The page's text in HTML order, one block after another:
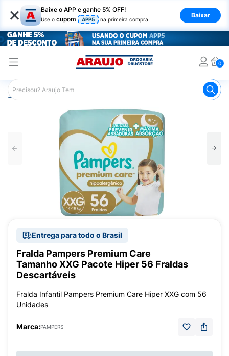
× Baixe o APP e ganhe 5% OFF!
Use o cupom APP5 na primeira compra
Baixar
0
Araujo Infantil Fraldas Infantis
Entrega para todo o Brasil
Fralda Pampers Premium Care
Tamanho XXG Pacote Hiper 56 Fraldas
Descartáveis
Fralda Infantil Pampers Premium Care Hiper XXG com 56
Unidades
Marca:PAMPERS